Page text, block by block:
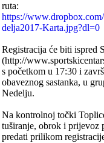
ruta:
https://
delja2017-Karta.jpg?dl=0
Registracija će biti ispred
(http://
s početkom u 17:30 i
obaveznog sastanka, u
Nedelju.
Na kontrolnoj točki
tuširanje, obrok i prijevoz
predati prilikom